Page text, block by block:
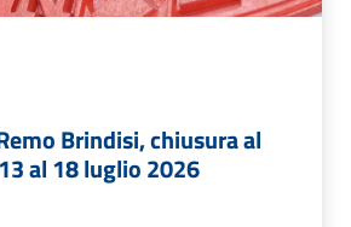
Brindisi, chiusura al
al 18 luglio 2026